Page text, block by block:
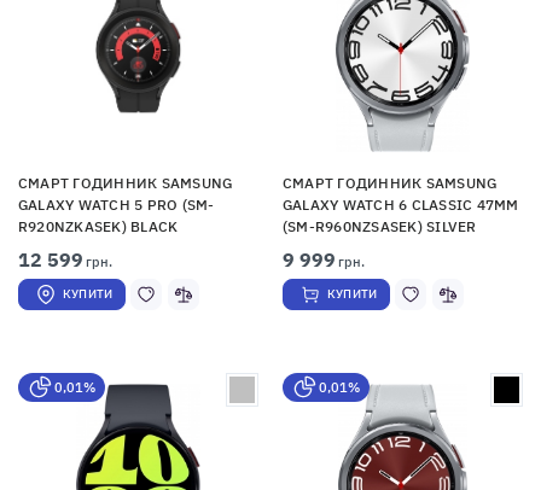
СМАРТ ГОДИННИК SAMSUNG
GALAXY WATCH 5 PRO (SM-
R920NZKASEK) BLACK
12 599 грн.
КУПИТИ
СМАРТ ГОДИННИК SAMSUNG
GALAXY WATCH 6 CLASSIC 47MM
(SM-R960NZSASEK) SILVER
9 999 грн.
КУПИТИ
0,01% 0,01%